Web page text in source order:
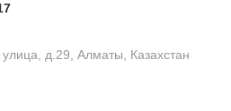
д.29, Алматы, Казахстан